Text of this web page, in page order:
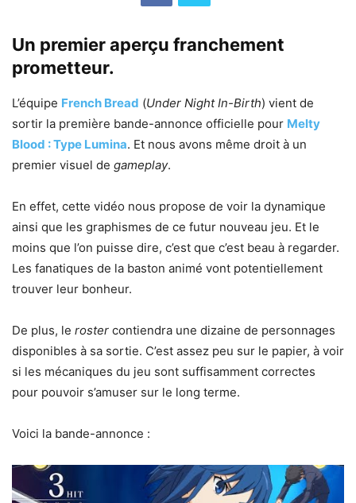
Un premier aperçu franchement
prometteur.
L’équipe French Bread (Under Night In-Birth) vient de
sortir la première bande-annonce officielle pour Melty
Blood : Type Lumina. Et nous avons même droit à un
premier visuel de gameplay.
En effet, cette vidéo nous propose de voir la dynamique
ainsi que les graphismes de ce futur nouveau jeu. Et le
moins que l’on puisse dire, c’est que c’est beau à regarder.
Les fanatiques de la baston animé vont potentiellement
trouver leur bonheur.
De plus, le roster contiendra une dizaine de personnages
disponibles à sa sortie. C’est assez peu sur le papier, à voir
si les mécaniques du jeu sont suffisamment correctes
pour pouvoir s’amuser sur le long terme.
Voici la bande-annonce :